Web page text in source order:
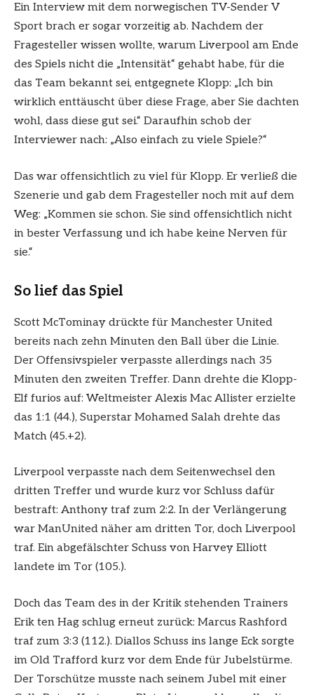
Ein Interview mit dem norwegischen TV-Sender V
Sport brach er sogar vorzeitig ab. Nachdem der
Fragesteller wissen wollte, warum Liverpool am Ende
des Spiels nicht die „Intensität“ gehabt habe, für die
das Team bekannt sei, entgegnete Klopp: „Ich bin
wirklich enttäuscht über diese Frage, aber Sie dachten
wohl, dass diese gut sei.“ Daraufhin schob der
Interviewer nach: „Also einfach zu viele Spiele?“
Das war offensichtlich zu viel für Klopp. Er verließ die
Szenerie und gab dem Fragesteller noch mit auf dem
Weg: „Kommen sie schon. Sie sind offensichtlich nicht
in bester Verfassung und ich habe keine Nerven für
sie.“
So lief das Spiel
Scott McTominay drückte für Manchester United
bereits nach zehn Minuten den Ball über die Linie.
Der Offensivspieler verpasste allerdings nach 35
Minuten den zweiten Treffer. Dann drehte die Klopp-
Elf furios auf: Weltmeister Alexis Mac Allister erzielte
das 1:1 (44.), Superstar Mohamed Salah drehte das
Match (45.+2).
Liverpool verpasste nach dem Seitenwechsel den
dritten Treffer und wurde kurz vor Schluss dafür
bestraft: Anthony traf zum 2:2. In der Verlängerung
war ManUnited näher am dritten Tor, doch Liverpool
traf. Ein abgefälschter Schuss von Harvey Elliott
landete im Tor (105.).
Doch das Team des in der Kritik stehenden Trainers
Erik ten Hag schlug erneut zurück: Marcus Rashford
traf zum 3:3 (112.). Diallos Schuss ins lange Eck sorgte
im Old Trafford kurz vor dem Ende für Jubelstürme.
Der Torschütze musste nach seinem Jubel mit einer